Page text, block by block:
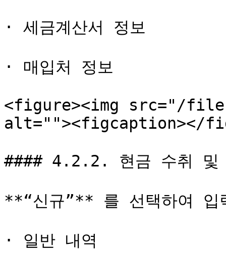
· 세금계산서 정보
· 매입처 정보
<figure><img src="/files/
alt=""><figcaption></
#### 4.2.2. 현금 수취 및
**“신규”** 를 선택하여 입
· 일반 내역